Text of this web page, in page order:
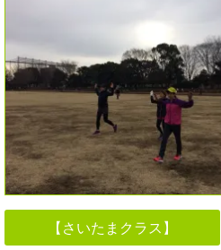
【さいたまクラス】